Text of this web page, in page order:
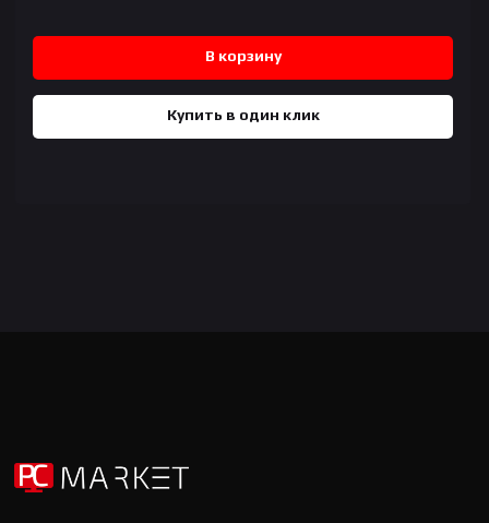
В корзину
Купить в один клик